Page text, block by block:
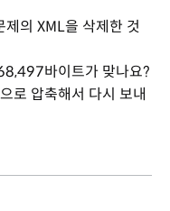
의 XML을 삭제한 것
바이트가 맞나요?
로 압축해서 다시 보내